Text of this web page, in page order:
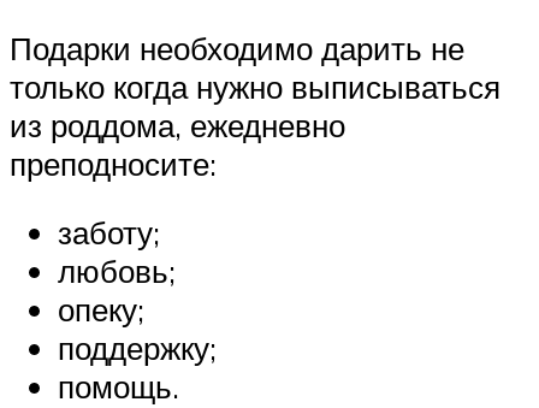
Подарки необходимо дарить не
только когда нужно выписываться
из роддома, ежедневно
преподносите:
заботу;
любовь;
опеку;
поддержку;
помощь.